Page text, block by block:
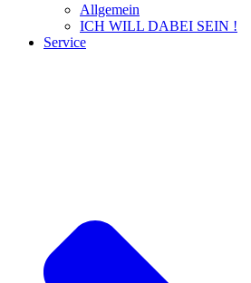
Allgemein
ICH WILL DABEI SEIN !
Service